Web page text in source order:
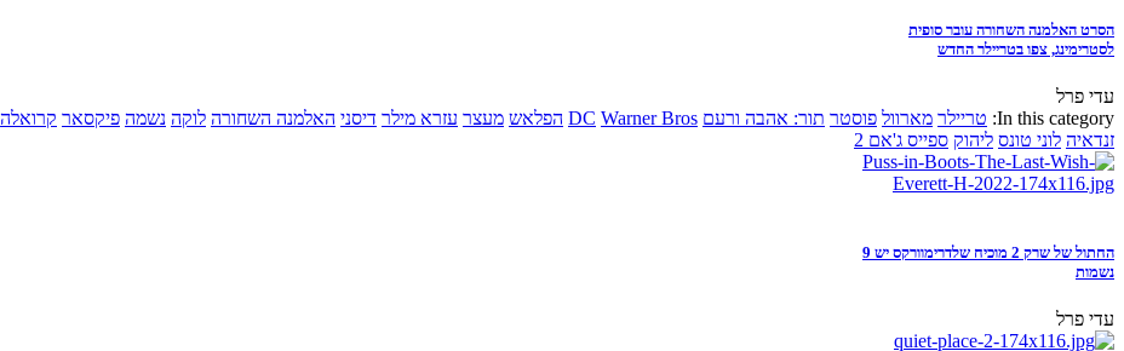
הסרט האלמנה השחורה עובר סופית
לסטרימינג, צפו בטריילר החדש
עדי פרל
In this category: טריילר מארוול פוסטר תור: אהבה ורעם DC Warner Bros הפלאש מעצר עזרא מילר דיסני האלמנה השחורה לוקה נשמה פיקסאר קרואלה
זנדאיה לוני טונס ליהוק ספייס ג'אם 2
החתול של שרק 2 מוכיח שלדרימוורקס יש 9
נשמות
עדי פרל